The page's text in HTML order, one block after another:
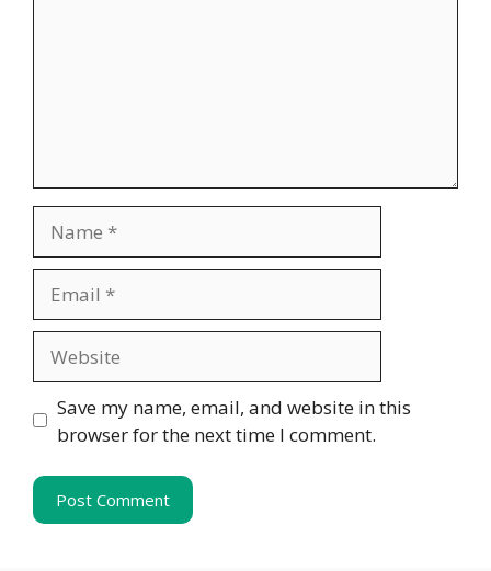
Save my name, email, and website in this
browser for the next time I comment.